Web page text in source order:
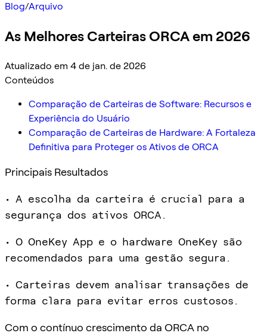
Blog/Arquivo
As Melhores Carteiras ORCA em 2026
Atualizado em 4 de jan. de 2026
Conteúdos
Comparação de Carteiras de Software: Recursos e
Experiência do Usuário
Comparação de Carteiras de Hardware: A Fortaleza
Definitiva para Proteger os Ativos de ORCA
Principais Resultados
• A escolha da carteira é crucial para a
segurança dos ativos ORCA.
• O OneKey App e o hardware OneKey são
recomendados para uma gestão segura.
• Carteiras devem analisar transações de
forma clara para evitar erros custosos.
Com o contínuo crescimento da ORCA no